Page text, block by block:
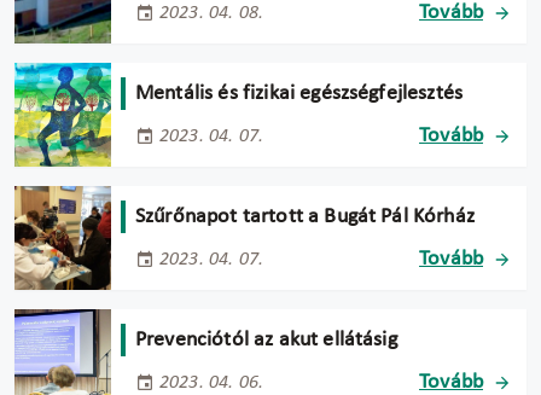
2023. 04. 08. Tovább
Mentális és fizikai egészségfejlesztés
2023. 04. 07. Tovább
Szűrőnapot tartott a Bugát Pál Kórház
2023. 04. 07. Tovább
Prevenciótól az akut ellátásig
2023. 04. 06. Tovább